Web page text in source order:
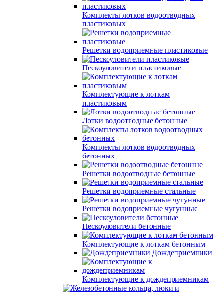
Комплекты лотков водоотводных
пластиковых
Решетки водоприемные пластиковые
Пескоуловители пластиковые
Комплектующие к лоткам
пластиковым
Лотки водоотводные бетонные
Комплекты лотков водоотводных
бетонных
Решетки водоотводные бетонные
Решетки водоприемные стальные
Решетки водоприемные чугунные
Пескоуловители бетонные
Комплектующие к лоткам бетонным
Дождеприемники
Комплектующие к дождеприемникам